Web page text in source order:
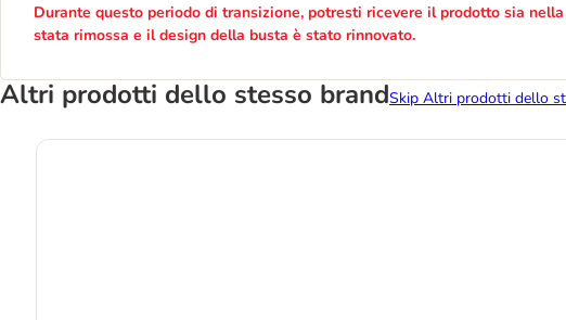
Durante questo periodo di transizione, potresti ricevere il prodotto sia
stata rimossa e il design della busta è stato rinnovato.
Altri prodotti dello stesso brandSkip Altri prodotti dello